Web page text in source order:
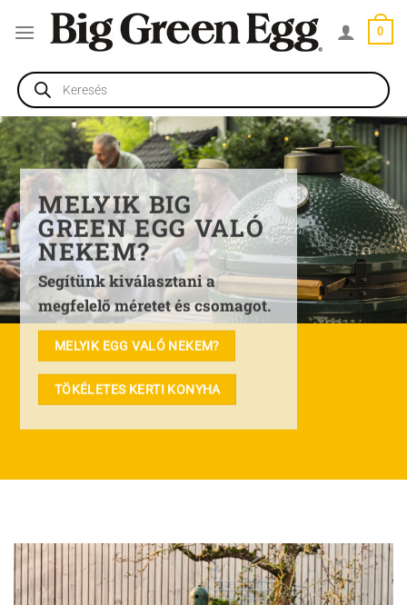
0
Products
search
MELYIK BIG
GREEN EGG VALÓ
NEKEM?
Segítünk kiválasztani a
megfelelő méretet és csomagot.
MELYIK EGG VALÓ NEKEM?
TÖKÉLETES KERTI KONYHA